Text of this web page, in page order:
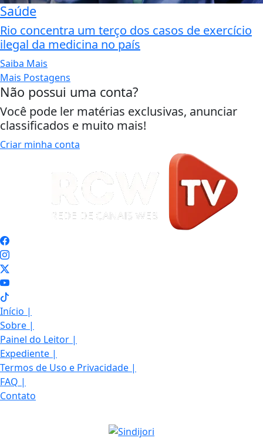
Saúde
Rio concentra um terço dos casos de exercício
ilegal da medicina no país
Saiba Mais
Mais Postagens
Não possui uma conta?
Você pode ler matérias exclusivas, anunciar
classificados e muito mais!
Criar minha conta
Início |
Sobre |
Painel do Leitor |
Expediente |
Termos de Uso e Privacidade |
FAQ |
Contato